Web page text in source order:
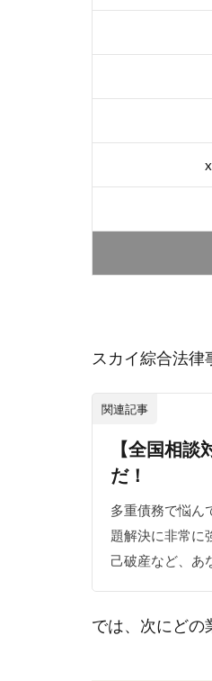
スカイ綜合法律
関連記事
【全国相
だ！
多重債務で悩ん
題解決に非常に
己破産など、あ
では、次にどの